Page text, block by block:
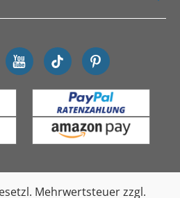
Mehrwertsteuer zzgl.